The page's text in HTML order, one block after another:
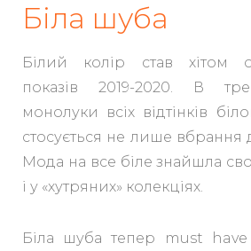
Біла шуба
Білий колір став хітом
показів 2019-2020. В
монолуки всіх відтінків
стосується не лише вбрання
Мода на все біле знайшла
і у «хутряних» колекціях.
Біла шуба тепер must